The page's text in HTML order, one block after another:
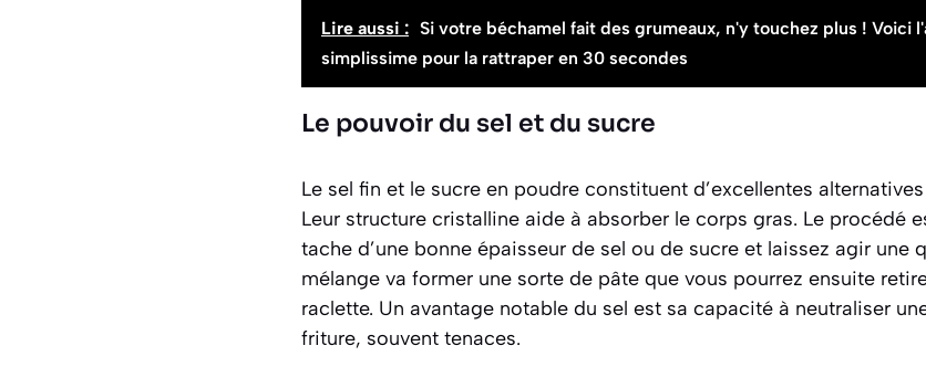
Lire aussi : Si votre béchamel fait des grumeaux, n'y touchez plus ! Voici
simplissime pour la rattraper en 30 secondes
Le pouvoir du sel et du sucre
Le sel fin et le sucre en poudre constituent d’excellentes
Leur structure cristalline aide à absorber le corps gras. Le procédé
tache d’une bonne épaisseur de sel ou de sucre et laissez agir une
mélange va former une sorte de pâte que vous pourrez ensuite
raclette. Un avantage notable du sel est sa capacité à neutraliser
friture, souvent tenaces.